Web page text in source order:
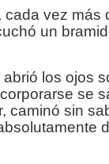
vez más
un
los ojos
se
caminó sin